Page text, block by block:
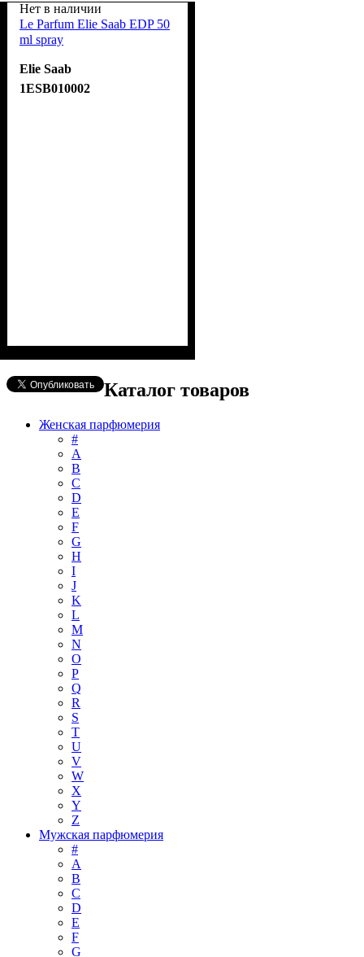
Нет в наличии
Le Parfum Elie Saab EDP 50
ml spray
Elie Saab
1ESB010002
Каталог товаров
Женская парфюмерия
#
А
B
C
D
E
F
G
H
I
J
K
L
M
N
O
P
Q
R
S
T
U
V
W
X
Y
Z
Мужская парфюмерия
#
A
B
C
D
E
F
G